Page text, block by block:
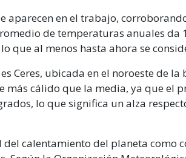
aparecen en el trabajo,
de temperaturas anuales da
que al menos hasta ahora se
Ceres, ubicada en el noroeste de la
más cálido que la media, ya que el
lo que significa un alza
calentamiento del planeta como